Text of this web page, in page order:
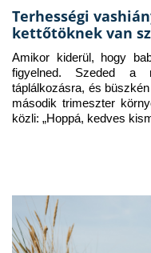
Terhességi
kettőtöknek van
Amikor kiderül, hogy
figyelned. Szeded a
táplálkozásra, és
második trimeszter
közli: „Hoppá, kedves